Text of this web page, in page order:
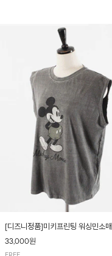
[디즈니정품]미키프린팅 워싱민소매
33,000원